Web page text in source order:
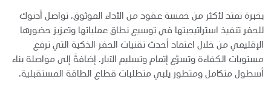
بخبرة تمتد لأكثر من خمسة عقود من الأداء الموثوق، تواصل أدنوك
للحفر تنفيذ استراتيجيتها في توسيع نطاق عملياتها وتعزيز حضورها
الإقليمي من خلال اعتماد أحدث تقنيات الحفر الذكية التي ترفع
مستويات الكفاءة وتسرّع إتمام وتسليم الآبار. إضافةً إلى مواصلة بناء
أسطول متكامل ومتطور يلبي متطلبات قطاع الطاقة المستقبلية.